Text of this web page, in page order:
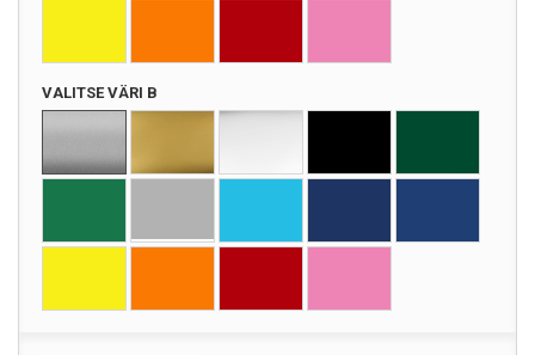
VALITSE VÄRI B